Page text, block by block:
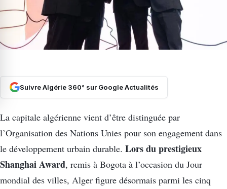
Suivre Algérie 360° sur Google Actualités
La capitale algérienne vient d’être distinguée par
l’Organisation des Nations Unies pour son engagement dans
le développement urbain durable. Lors du prestigieux
Shanghai Award, remis à Bogota à l’occasion du Jour
mondial des villes, Alger figure désormais parmi les cinq